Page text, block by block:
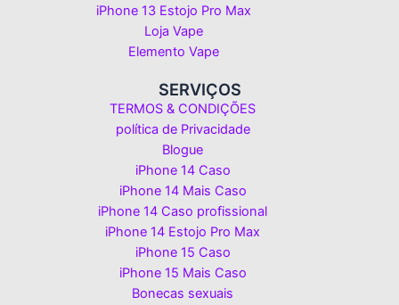
iPhone 13 Estojo Pro Max
Loja Vape
Elemento Vape
SERVIÇOS
TERMOS & CONDIÇÕES
política de Privacidade
Blogue
iPhone 14 Caso
iPhone 14 Mais Caso
iPhone 14 Caso profissional
iPhone 14 Estojo Pro Max
iPhone 15 Caso
iPhone 15 Mais Caso
Bonecas sexuais